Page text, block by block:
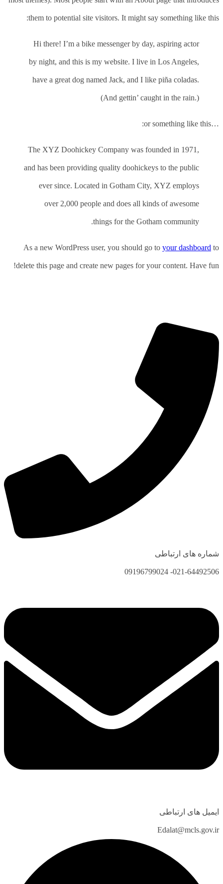
them to potential site visitors. It might say something like this:
Hi there! I’m a bike messenger by day, aspiring actor
by night, and this is my website. I live in Los Angeles,
have a great dog named Jack, and I like piña coladas.
(And gettin’ caught in the rain.)
…or something like this:
The XYZ Doohickey Company was founded in 1971,
and has been providing quality doohickeys to the public
ever since. Located in Gotham City, XYZ employs
over 2,000 people and does all kinds of awesome
things for the Gotham community.
As a new WordPress user, you should go to your dashboard to
delete this page and create new pages for your content. Have fun!
شماره های ارتباطی
021-64492506- 09196799024
ایمیل های ارتباطی
Edalat@mcls.gov.ir